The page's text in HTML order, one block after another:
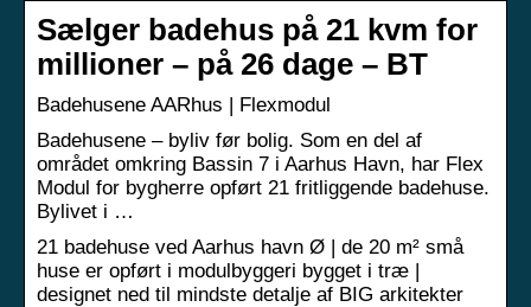
Sælger badehus på 21 kvm for
millioner – på 26 dage – BT
Badehusene AARhus | Flexmodul
Badehusene – byliv før bolig. Som en del af
området omkring Bassin 7 i Aarhus Havn, har Flex
Modul for bygherre opført 21 fritliggende badehuse.
Bylivet i …
21 badehuse ved Aarhus havn Ø | de 20 m² små
huse er opført i modulbyggeri bygget i træ |
designet ned til mindste detalje af BIG arkitekter